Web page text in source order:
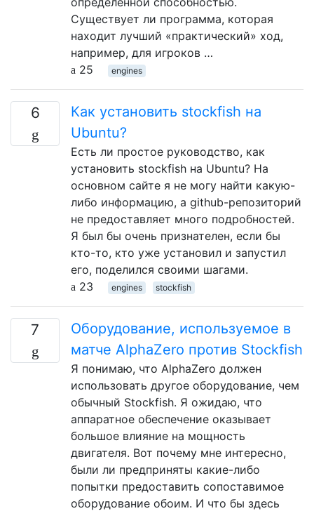
Существует ли программа, которая
находит лучший «практический» ход,
например, для игроков …
25
engines
6
Как установить stockfish на
Ubuntu?
Есть ли простое руководство, как
установить stockfish на Ubuntu? На
основном сайте я не могу найти какую-
либо информацию, а github-репозиторий
не предоставляет много подробностей.
Я был бы очень признателен, если бы
кто-то, кто уже установил и запустил
его, поделился своими шагами.
23
engines stockfish
7
Оборудование, используемое в
матче AlphaZero против Stockfish
Я понимаю, что AlphaZero должен
использовать другое оборудование, чем
обычный Stockfish. Я ожидаю, что
аппаратное обеспечение оказывает
большое влияние на мощность
двигателя. Вот почему мне интересно,
были ли предприняты какие-либо
попытки предоставить сопоставимое
оборудование обоим. И что бы здесь